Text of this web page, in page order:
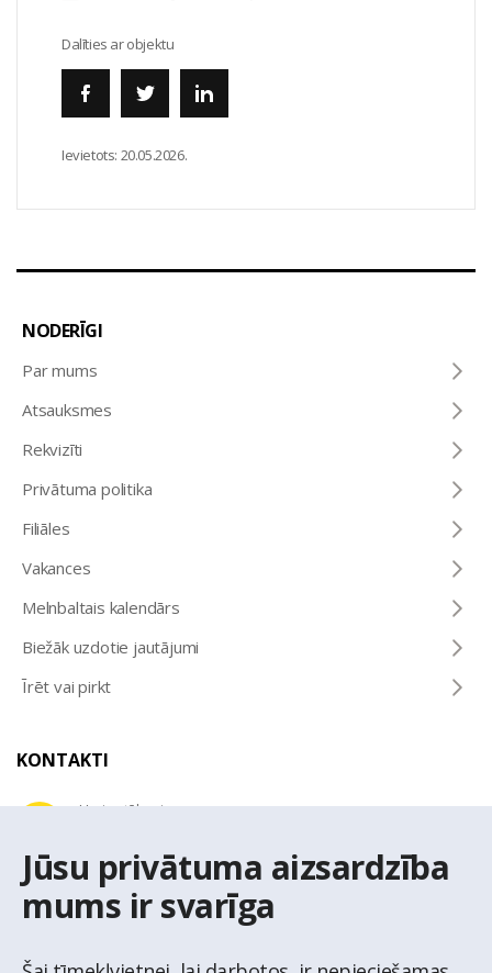
Jūsu privātuma aizsardzība
mums ir svarīga
Dalīties ar objektu
Ievietots: 20.05.2026.
NODERĪGI
Par mums
Atsauksmes
Rekvizīti
Privātuma politika
Filiāles
Vakances
Melnbaltais kalendārs
Biežāk uzdotie jautājumi
Īrēt vai pirkt
KONTAKTI
Uzziņu tālrunis
E-pasta adrese
latio@latio.lv